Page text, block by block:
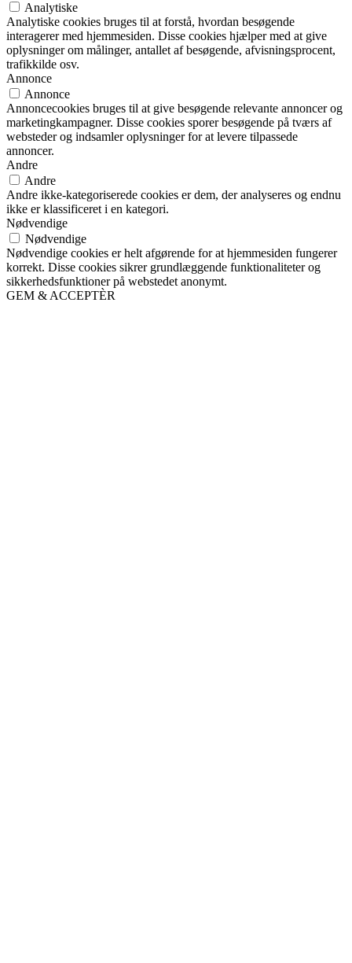
Analytiske
Analytiske cookies bruges til at forstå, hvordan besøgende
interagerer med hjemmesiden. Disse cookies hjælper med at give
oplysninger om målinger, antallet af besøgende, afvisningsprocent,
trafikkilde osv.
Annonce
Annonce
Annoncecookies bruges til at give besøgende relevante annoncer og
marketingkampagner. Disse cookies sporer besøgende på tværs af
websteder og indsamler oplysninger for at levere tilpassede
annoncer.
Andre
Andre
Andre ikke-kategoriserede cookies er dem, der analyseres og endnu
ikke er klassificeret i en kategori.
Nødvendige
Nødvendige
Nødvendige cookies er helt afgørende for at hjemmesiden fungerer
korrekt. Disse cookies sikrer grundlæggende funktionaliteter og
sikkerhedsfunktioner på webstedet anonymt.
GEM & ACCEPTÈR